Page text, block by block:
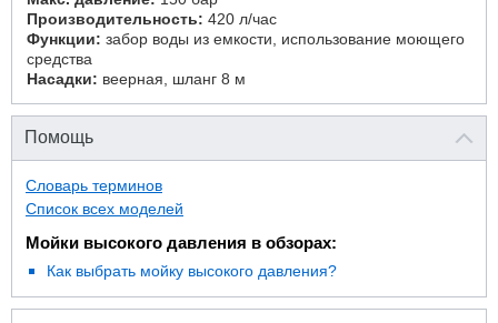
Производительность: 420 л/час
Функции: забор воды из емкости, использование моющего
средства
Насадки: веерная, шланг 8 м
Помощь
Словарь терминов
Список всех моделей
Мойки высокого давления в обзорах:
Как выбрать мойку высокого давления?